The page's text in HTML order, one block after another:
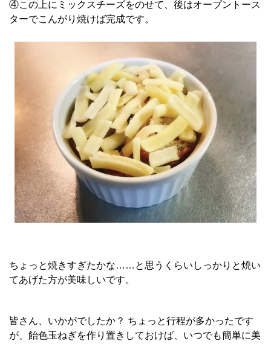
④この上にミックスチーズをのせて、後はオーブントース
ターでこんがり焼けば完成です。
ちょっと焼きすぎたかな……と思うくらいしっかりと焼い
てあげた方が美味しいです。
皆さん、いかがでしたか？ ちょっと行程が多かったです
が、飴色玉ねぎを作り置きしておけば、いつでも簡単に美